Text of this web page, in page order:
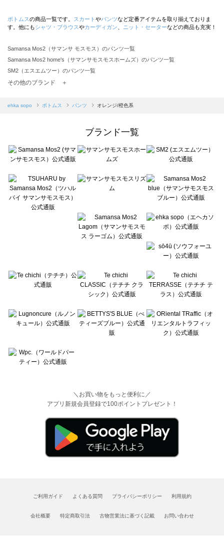
ボトムスの商品一覧です。 スカート やパンツなど定番アイテムを取り揃えておりま
す。他にもシャツ・ブラウスやカーディガン ニット・セーターなどの商品も充実！
Samansa Mos2（サマンサ モスモス）のパンツ一覧
Samansa Mos2 home's（サマンサモスモスホームズ）のパンツ一覧
SM2（エスエムツー）のパンツ一覧
TSUHARU by Samansa Mos2（ツハルバイサマンサモスモス）のパンツ一覧
Samansa Mos2 blue（サマンサモスモス ブルー）のパンツ一覧
sō4ū（ソウフォーユー）のパンツ一覧
Te chichi（テチチ）のパンツ一覧
Te chichi CLASSIC（テチチ クラシック）のパンツ一覧
Lugnoncure（ルノンキュール）のパンツ一覧
BETTY'S BLUE（べティーズブルー）のパンツ一覧
Wpc.（ワールドパーティー）のパンツ一覧
その他のブランド ＋
ehka sopo ボトムス パンツ オレンジ/橙色系
ブランド一覧
＼お買い物をもっと便利に／
アプリ新規会員登録で100ポイントプレゼント！
ご利用ガイド よくある質問 プライバシーポリシー 利用規約
会社概要 特定商取引法 古物営業法に基づく記載 お問い合わせ